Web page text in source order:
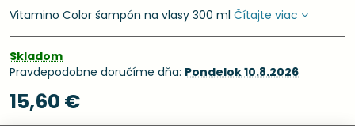
Vitamino Color šampón na vlasy 300 ml Čítajte viac
Skladom
Pravdepodobne doručíme dňa: Pondelok10.8.2026
15,60 €